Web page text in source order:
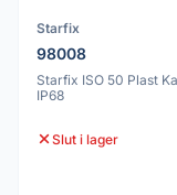
Starfix
98008
Starfix ISO 50 Plast
IP68
Slut i lager